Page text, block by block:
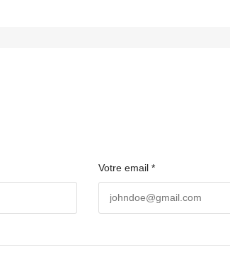
Votre email *